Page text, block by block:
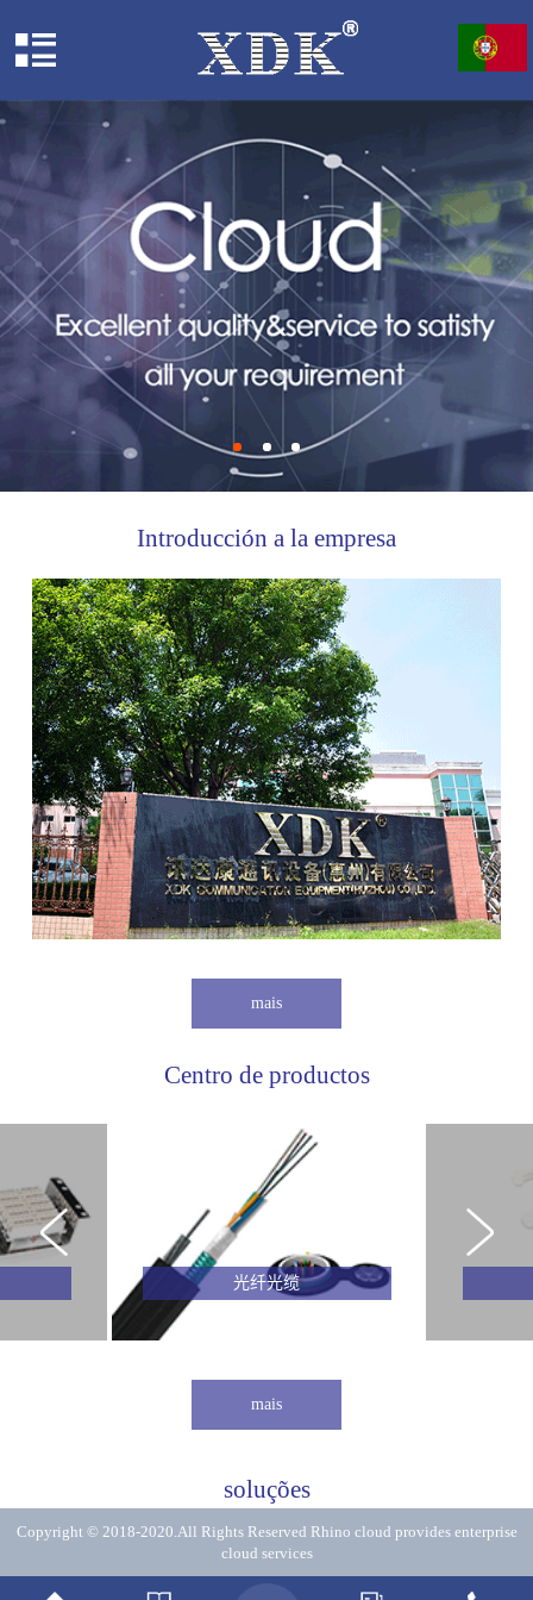
Introducción a la empresa
mais
Centro de productos
光纤光缆
mais
soluções
Copyright © 2018-2020.All Rights Reserved Rhino cloud provides enterprise
cloud services